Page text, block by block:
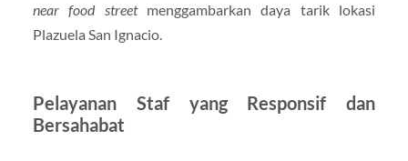
near food streetmenggambarkan daya tarik lokasi
Plazuela San Ignacio.
Pelayanan Staf yang Responsif dan
Bersahabat